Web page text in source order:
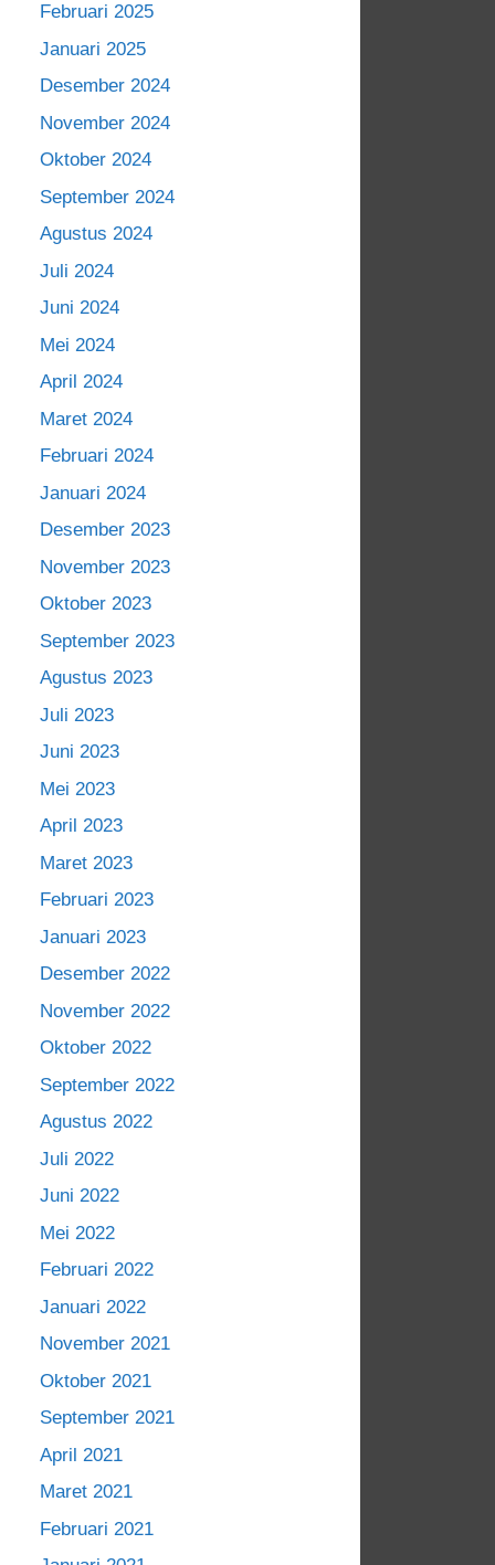
Februari 2025
Januari 2025
Desember 2024
November 2024
Oktober 2024
September 2024
Agustus 2024
Juli 2024
Juni 2024
Mei 2024
April 2024
Maret 2024
Februari 2024
Januari 2024
Desember 2023
November 2023
Oktober 2023
September 2023
Agustus 2023
Juli 2023
Juni 2023
Mei 2023
April 2023
Maret 2023
Februari 2023
Januari 2023
Desember 2022
November 2022
Oktober 2022
September 2022
Agustus 2022
Juli 2022
Juni 2022
Mei 2022
Februari 2022
Januari 2022
November 2021
Oktober 2021
September 2021
April 2021
Maret 2021
Februari 2021